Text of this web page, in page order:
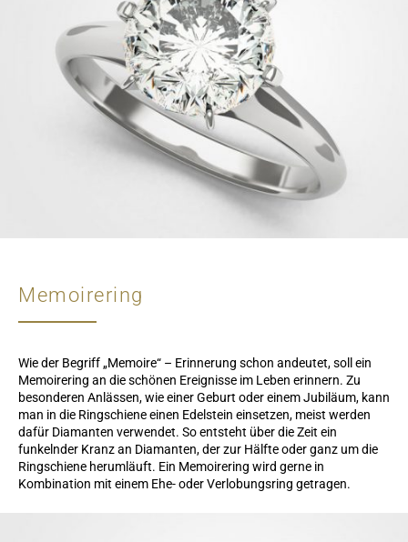
Memoirering
Wie der Begriff „Memoire“ – Erinnerung schon andeutet, soll ein
Memoirering an die schönen Ereignisse im Leben erinnern. Zu
besonderen Anlässen, wie einer Geburt oder einem Jubiläum, kann
man in die Ringschiene einen Edelstein einsetzen, meist werden
dafür Diamanten verwendet. So entsteht über die Zeit ein
funkelnder Kranz an Diamanten, der zur Hälfte oder ganz um die
Ringschiene herumläuft. Ein Memoirering wird gerne in
Kombination mit einem Ehe- oder Verlobungsring getragen.